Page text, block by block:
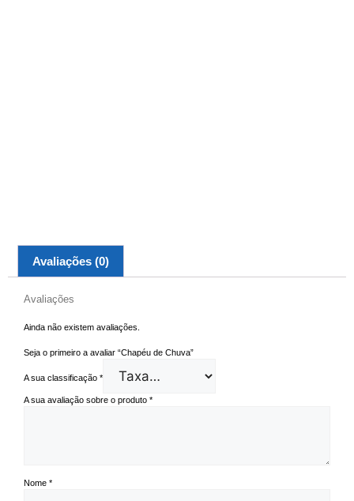
Avaliações (0)
Avaliações
Ainda não existem avaliações.
Seja o primeiro a avaliar “Chapéu de Chuva”
A sua classificação *
A sua avaliação sobre o produto *
Nome *